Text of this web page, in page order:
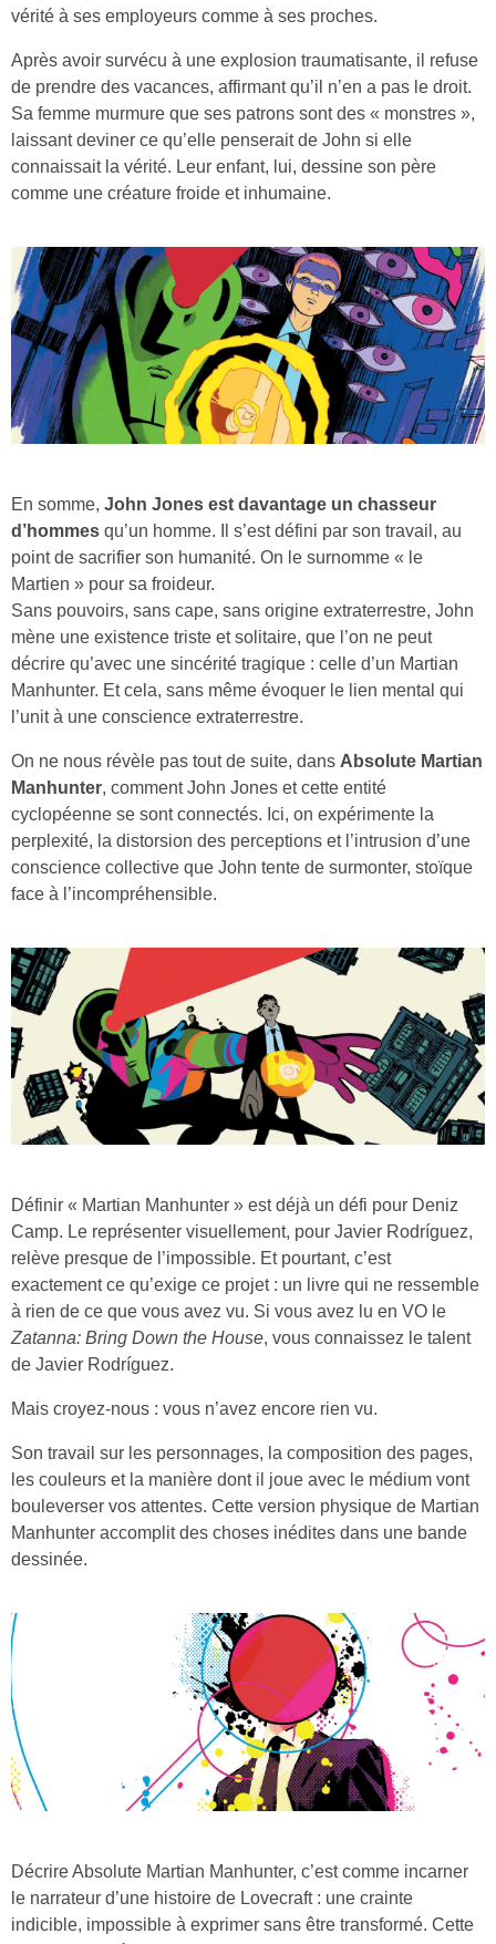
vérité à ses employeurs comme à ses proches.
Après avoir survécu à une explosion traumatisante, il refuse
de prendre des vacances, affirmant qu’il n’en a pas le droit.
Sa femme murmure que ses patrons sont des « monstres »,
laissant deviner ce qu’elle penserait de John si elle
connaissait la vérité. Leur enfant, lui, dessine son père
comme une créature froide et inhumaine.
En somme, John Jones est davantage un chasseur
d’hommes qu’un homme. Il s’est défini par son travail, au
point de sacrifier son humanité. On le surnomme « le
Martien » pour sa froideur.
Sans pouvoirs, sans cape, sans origine extraterrestre, John
mène une existence triste et solitaire, que l’on ne peut
décrire qu’avec une sincérité tragique : celle d’un Martian
Manhunter. Et cela, sans même évoquer le lien mental qui
l’unit à une conscience extraterrestre.
On ne nous révèle pas tout de suite, dans Absolute Martian
Manhunter, comment John Jones et cette entité
cyclopéenne se sont connectés. Ici, on expérimente la
perplexité, la distorsion des perceptions et l’intrusion d’une
conscience collective que John tente de surmonter, stoïque
face à l’incompréhensible.
Définir « Martian Manhunter » est déjà un défi pour Deniz
Camp. Le représenter visuellement, pour Javier Rodríguez,
relève presque de l’impossible. Et pourtant, c’est
exactement ce qu’exige ce projet : un livre qui ne ressemble
à rien de ce que vous avez vu. Si vous avez lu en VO le
Zatanna: Bring Down the House, vous connaissez le talent
de Javier Rodríguez.
Mais croyez-nous : vous n’avez encore rien vu.
Son travail sur les personnages, la composition des pages,
les couleurs et la manière dont il joue avec le médium vont
bouleverser vos attentes. Cette version physique de Martian
Manhunter accomplit des choses inédites dans une bande
dessinée.
Décrire Absolute Martian Manhunter, c’est comme incarner
le narrateur d’une histoire de Lovecraft : une crainte
indicible, impossible à exprimer sans être transformé. Cette